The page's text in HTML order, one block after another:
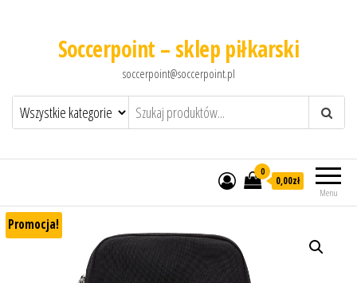
Soccerpoint – sklep piłkarski
soccerpoint@soccerpoint.pl
Menu
0
0,00zł
Promocja!